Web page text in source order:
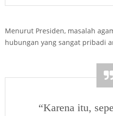
Menurut Presiden, masalah
hubungan yang sangat pribadi
“Karena itu,